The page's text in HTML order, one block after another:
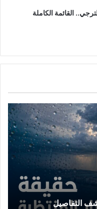
القائمة الكاملة
التفاصيل